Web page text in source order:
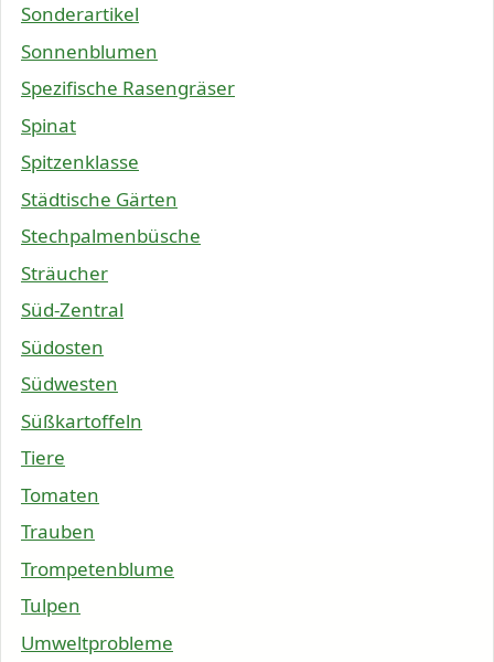
Sonderartikel
Sonnenblumen
Spezifische Rasengräser
Spinat
Spitzenklasse
Städtische Gärten
Stechpalmenbüsche
Sträucher
Süd-Zentral
Südosten
Südwesten
Süßkartoffeln
Tiere
Tomaten
Trauben
Trompetenblume
Tulpen
Umweltprobleme